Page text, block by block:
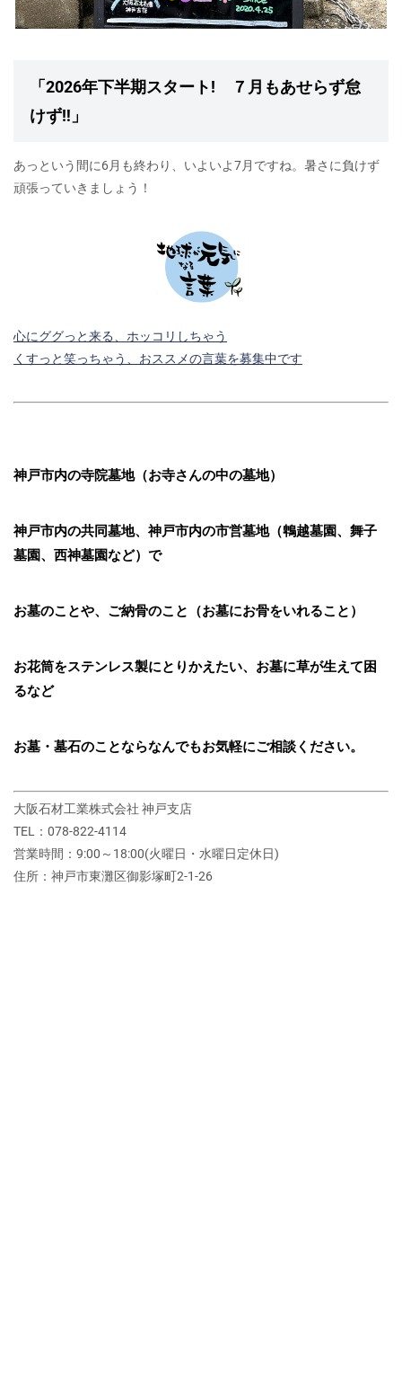
「2026年下半期スタート! ７月もあせらず怠
けず‼」
あっという間に6月も終わり、いよいよ7月ですね。暑さに負けず
頑張っていきましょう！
心にググっと来る、ホッコリしちゃう
くすっと笑っちゃう、おススメの言葉を募集中です
神戸市内の寺院墓地（お寺さんの中の墓地）
神戸市内の共同墓地、神戸市内の市営墓地（鵯越墓園、舞子
墓園、西神墓園など）で
お墓のことや、ご納骨のこと（お墓にお骨をいれること）
お花筒をステンレス製にとりかえたい、お墓に草が生えて困
るなど
お墓・墓石のことならなんでもお気軽にご相談ください。
大阪石材工業株式会社 神戸支店
TEL：078-822-4114
営業時間：9:00～18:00(火曜日・水曜日定休日)
住所：神戸市東灘区御影塚町2‐1‐26